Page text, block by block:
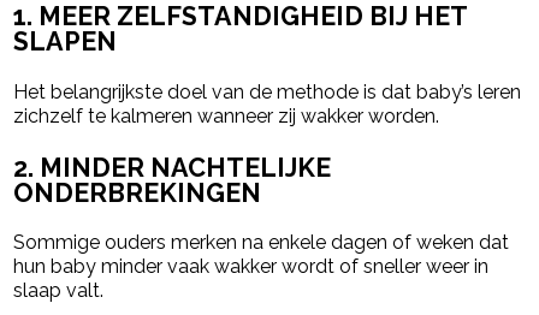
1. MEER ZELFSTANDIGHEID BIJ HET
SLAPEN
Het belangrijkste doel van de methode is dat baby’s leren
zichzelf te kalmeren wanneer zij wakker worden.
2. MINDER NACHTELIJKE
ONDERBREKINGEN
Sommige ouders merken na enkele dagen of weken dat
hun baby minder vaak wakker wordt of sneller weer in
slaap valt.